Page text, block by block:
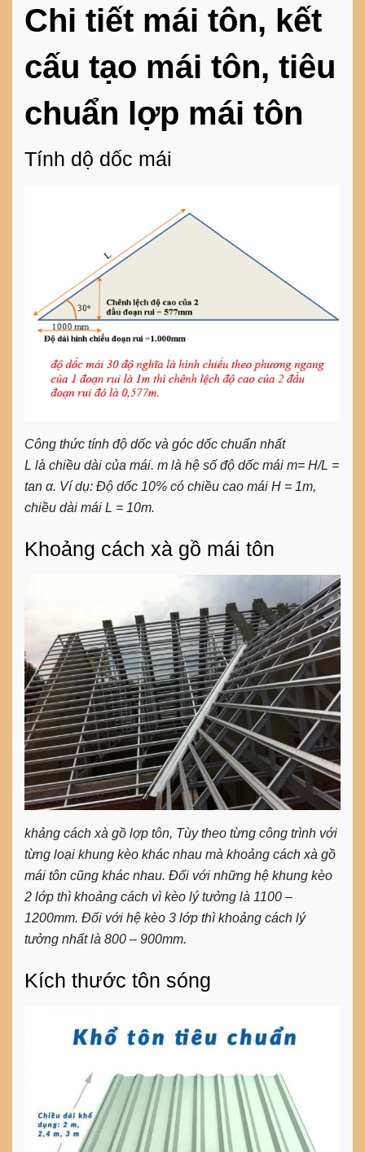
Chi tiết mái tôn, kết
cấu tạo mái tôn, tiêu
chuẩn lợp mái tôn
Tính dộ dốc mái
Công thức tính độ dốc và góc dốc chuẩn nhất
L là chiều dài của mái. m là hệ số độ dốc mái m= H/L =
tan α. Ví dụ: Độ dốc 10% có chiều cao mái H = 1m,
chiều dài mái L = 10m.
Khoảng cách xà gồ mái tôn
khảng cách xà gồ lợp tôn, Tùy theo từng công trình với
từng loại khung kèo khác nhau mà khoảng cách xà gồ
mái tôn cũng khác nhau. Đối với những hệ khung kèo
2 lớp thì khoảng cách vì kèo lý tưởng là 1100 –
1200mm. Đối với hệ kèo 3 lớp thì khoảng cách lý
tưởng nhất là 800 – 900mm.
Kích thước tôn sóng